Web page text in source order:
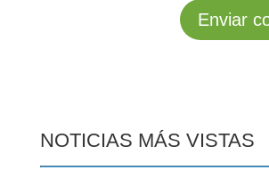
NOTICIAS MÁS VISTAS